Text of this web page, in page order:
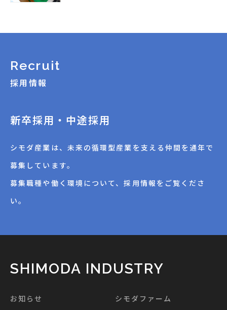
SHIMODA INDUSTRY
お知らせ シモダファーム
Recruit
採用情報
新卒採用・中途採用
シモダ産業は、未来の循環型産業を支える仲間を通年で
募集しています。
募集職種や働く環境について、採用情報をご覧くださ
い。